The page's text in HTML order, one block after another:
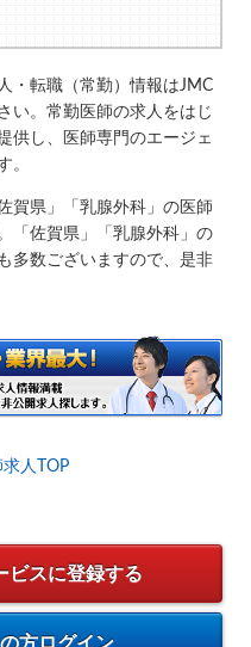
・転職（常勤）情報はJMC
い。常勤医師の求人をはじ
供し、医師専門のエージェ
。
賀県」「乳腺外科」の医師
「佐賀県」「乳腺外科」の
多数ございますので、是非
人TOP
ビスに登録する
方ログイン